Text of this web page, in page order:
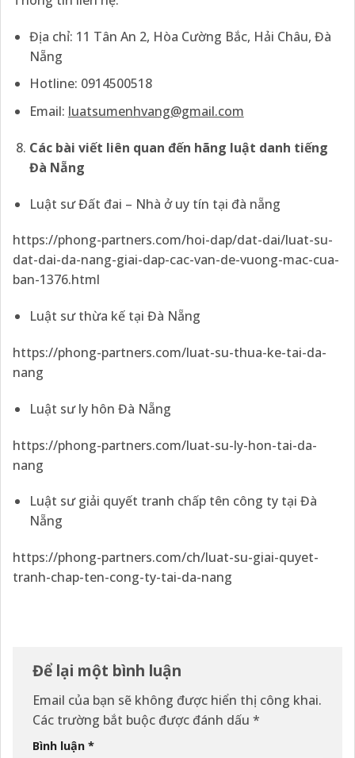
Địa chỉ: 11 Tân An 2, Hòa Cường Bắc, Hải Châu, Đà
Nẵng
Hotline: 0914500518
Email: luatsumenhvang@gmail.com
Các bài viết liên quan đến hãng luật danh tiếng
Đà Nẵng
Luật sư Đất đai – Nhà ở uy tín tại đà nẵng
https://phong-partners.com/hoi-dap/dat-dai/luat-su-
dat-dai-da-nang-giai-dap-cac-van-de-vuong-mac-cua-
ban-1376.html
Luật sư thừa kế tại Đà Nẵng
https://phong-partners.com/luat-su-thua-ke-tai-da-
nang
Luật sư ly hôn Đà Nẵng
https://phong-partners.com/luat-su-ly-hon-tai-da-
nang
Luật sư giải quyết tranh chấp tên công ty tại Đà
Nẵng
https://phong-partners.com/ch/luat-su-giai-quyet-
tranh-chap-ten-cong-ty-tai-da-nang
Để lại một bình luận
Email của bạn sẽ không được hiển thị công khai.
Các trường bắt buộc được đánh dấu *
Bình luận *